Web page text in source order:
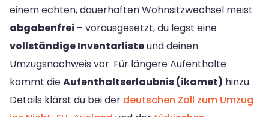
einem echten, dauerhaften Wohnsitzwechsel meist
abgabenfrei – vorausgesetzt, du legst eine
vollständige Inventarlisteund deinen
Umzugsnachweis vor. Für längere Aufenthalte
kommt dieAufenthaltserlaubnis (ikamet) hinzu.
Details klärst du bei der deutschen Zoll zum Umzug